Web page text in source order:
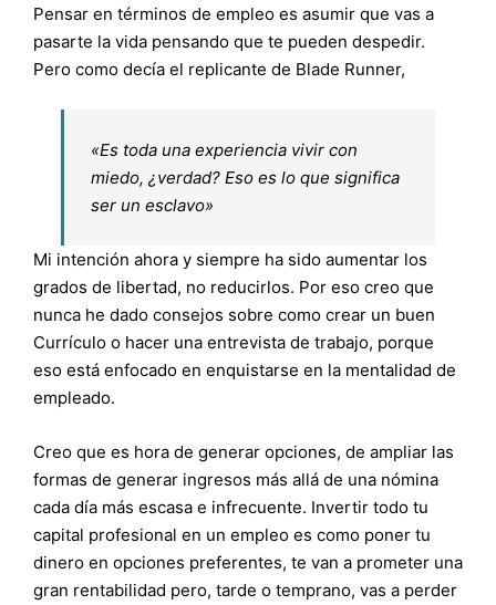
Pensar en términos de empleo es asumir que vas a
pasarte la vida pensando que te pueden despedir.
Pero como decía el replicante de Blade Runner,
«Es toda una experiencia vivir con
miedo, ¿verdad? Eso es lo que significa
ser un esclavo»
Mi intención ahora y siempre ha sido aumentar los
grados de libertad, no reducirlos. Por eso creo que
nunca he dado consejos sobre como crear un buen
Currículo o hacer una entrevista de trabajo, porque
eso está enfocado en enquistarse en la mentalidad de
empleado.
Creo que es hora de generar opciones, de ampliar las
formas de generar ingresos más allá de una nómina
cada día más escasa e infrecuente. Invertir todo tu
capital profesional en un empleo es como poner tu
dinero en opciones preferentes, te van a prometer una
gran rentabilidad pero, tarde o temprano, vas a perder